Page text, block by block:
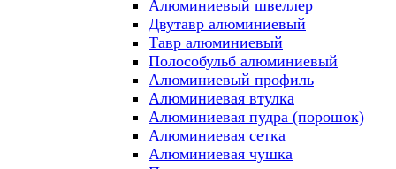
Алюминиевый швеллер
Двутавр алюминиевый
Тавр алюминиевый
Полособульб алюминиевый
Алюминиевый профиль
Алюминиевая втулка
Алюминиевая пудра (порошок)
Алюминиевая сетка
Алюминиевая чушка